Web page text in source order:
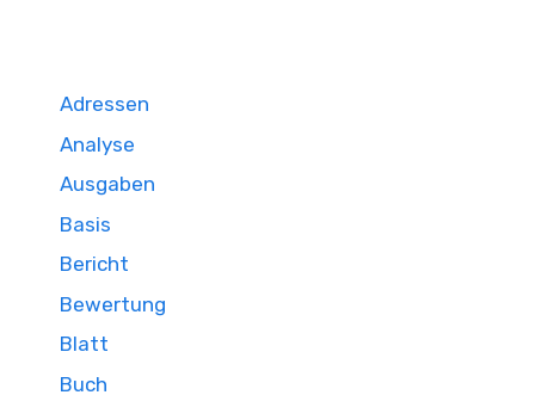
Adressen
Analyse
Ausgaben
Basis
Bericht
Bewertung
Blatt
Buch